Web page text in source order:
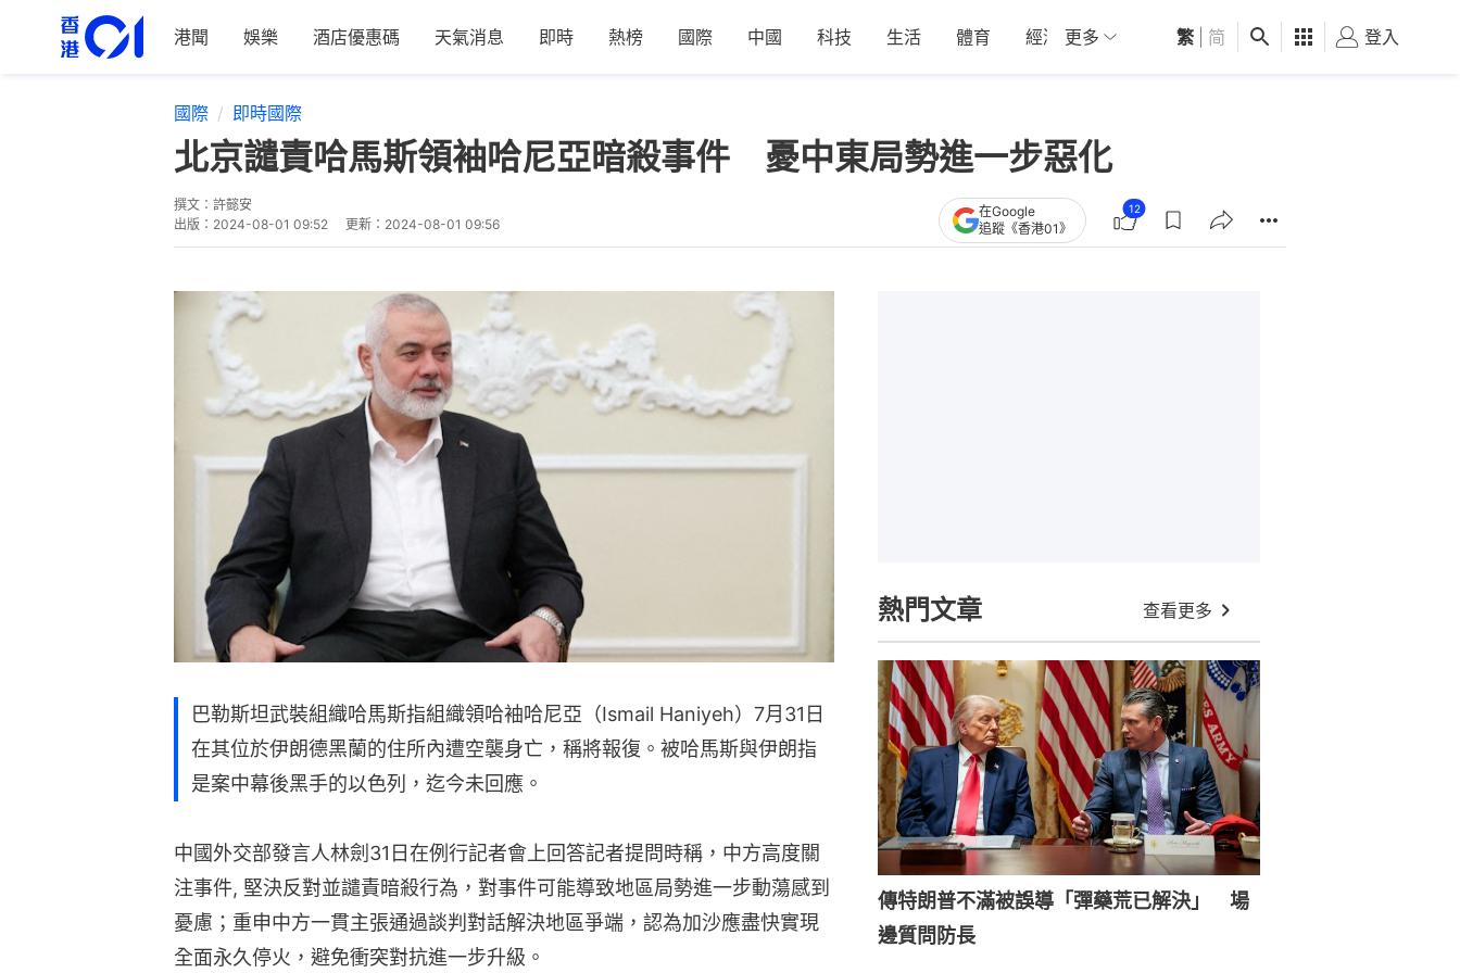
港聞 娛樂 酒店優惠碼 天氣消息 即時 熱榜 國際 中國 科技 生活 體育 經濟 01深圳 觀點 健康 好食玩飛
更多 繁 简 登入
國際 即時國際
北京譴責哈馬斯領袖哈尼亞暗殺事件 憂中東局勢進一步惡化
撰文： 許懿安
出版： 2024-08-01 09:52 更新： 2024-08-01 09:56
在Google
追蹤《香港01》
12
巴勒斯坦武裝組織哈馬斯指組織領哈袖哈尼亞（Ismail Haniyeh）7月31日
在其位於伊朗德黑蘭的住所內遭空襲身亡，稱將報復。被哈馬斯與伊朗指
是案中幕後黑手的以色列，迄今未回應。
中國外交部發言人林劍31日在例行記者會上回答記者提問時稱，中方高度關
注事件, 堅決反對並譴責暗殺行為，對事件可能導致地區局勢進一步動蕩感到
憂慮；重申中方一貫主張通過談判對話解決地區爭端，認為加沙應盡快實現
全面永久停火，避免衝突對抗進一步升級。
熱門文章 查看更多
傳特朗普不滿被誤導「彈藥荒已解決」 場
邊質問防長